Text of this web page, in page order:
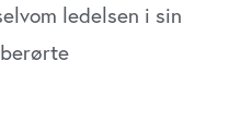
ledelsen i sin